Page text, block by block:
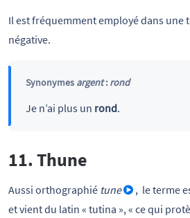
Il est fréquemment employé dans une
négative.
Synonymes argent: rond
Je n’ai plus un rond.
11. Thune
Aussi orthographié tune
, le terme
et vient du latin « tutina », « ce qui